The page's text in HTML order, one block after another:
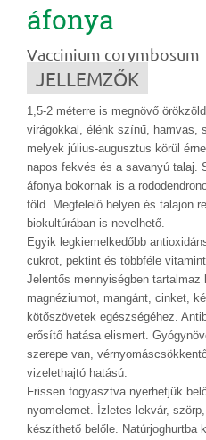
áfonya
Vaccinium corymbosum
JELLEMZŐK
1,5-2 méterre is megnövő
virágokkal, élénk színű, hamvas,
melyek július-augusztus körül
napos fekvés és a savanyú talaj.
áfonya bokornak is a
föld. Megfelelő helyen és talajon
biokultúrában is nevelhető.
Egyik legkiemelkedőbb
cukrot, pektint és többféle
Jelentős mennyiségben
magnéziumot, mangánt, cinket,
kötőszövetek egészségéhez.
erősítő hatása elismert.
szerepe van,
vizelethajtó hatású.
Frissen fogyasztva nyerhetjük
nyomelemet. Ízletes lekvár,
készíthető belőle. Natúrjoghurtba